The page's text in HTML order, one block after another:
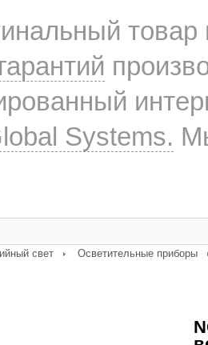
Systems.
свет Осветительные приборы